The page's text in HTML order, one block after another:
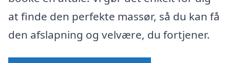
at finde den perfekte massør, så du kan få
den afslapning og velvære, du fortjener.